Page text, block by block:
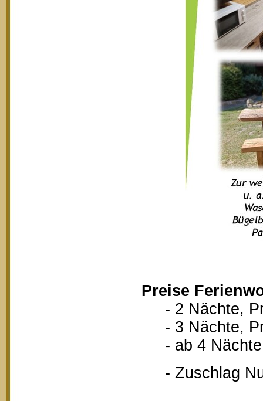
Preise
- 2 Nächte,
- 3 Nächte,
- ab 4 Nächte,
- Zuschlag